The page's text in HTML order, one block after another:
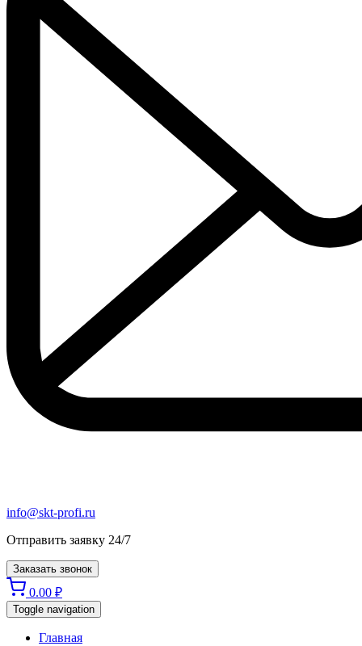
info@skt-profi.ru
Отправить заявку 24/7
Заказать звонок
0.00 ₽
Toggle navigation
Главная